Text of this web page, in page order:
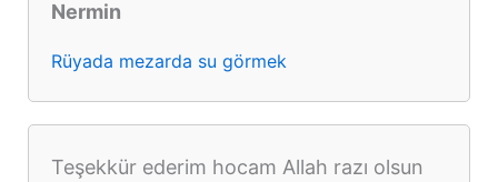
Nermin
Rüyada mezarda su görmek
Teşekkür ederim hocam Allah razı olsun